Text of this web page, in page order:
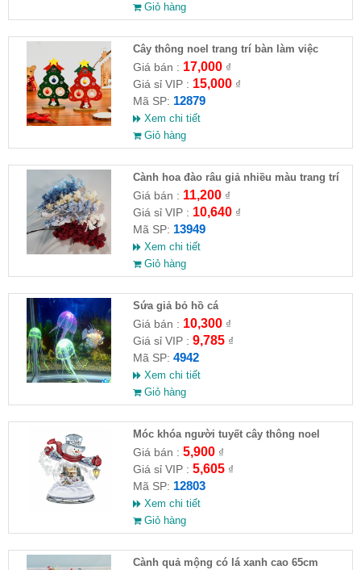
Giỏ hàng
Cây thông noel trang trí bàn làm việc
Giá bán : 17,000₫
Giá sỉ VIP : 15,000₫
Mã SP: 12879
Xem chi tiết
Giỏ hàng
Cành hoa đào râu giả nhiều màu trang trí
Giá bán : 11,200₫
Giá sỉ VIP : 10,640₫
Mã SP: 13949
Xem chi tiết
Giỏ hàng
Sứa giả bỏ hồ cá
Giá bán : 10,300₫
Giá sỉ VIP : 9,785₫
Mã SP: 4942
Xem chi tiết
Giỏ hàng
Móc khóa người tuyết cây thông noel
Giá bán : 5,900₫
Giá sỉ VIP : 5,605₫
Mã SP: 12803
Xem chi tiết
Giỏ hàng
Cành quả mộng có lá xanh cao 65cm